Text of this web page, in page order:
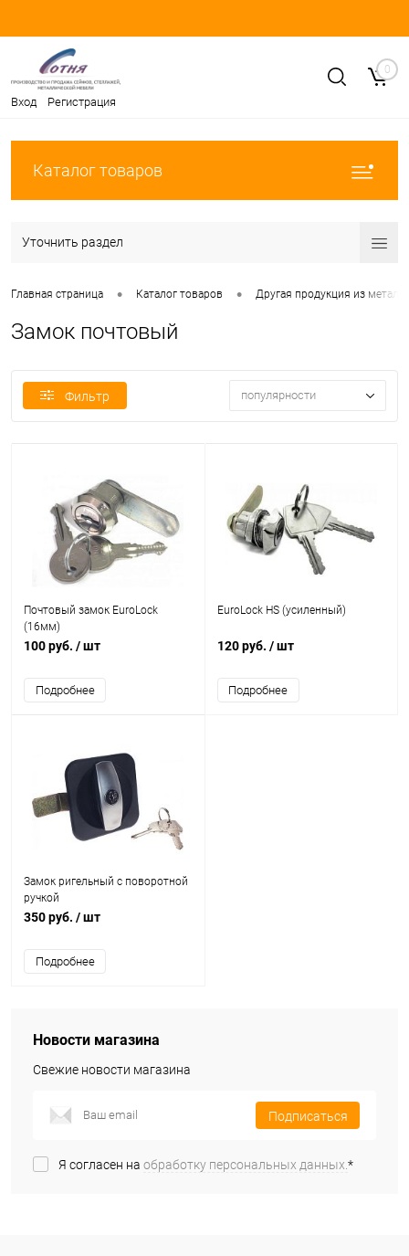
Вход Регистрация
0
Каталог товаров
Уточнить раздел
Главная страница • Каталог товаров • Другая продукция из
Замок почтовый
Фильтр популярности
Почтовый замок EuroLock
(16мм)
100 руб. / шт
Подробнее
EuroLock HS (усиленный)
120 руб. / шт
Подробнее
Замок ригельный с поворотной
ручкой
350 руб. / шт
Подробнее
Новости магазина
Свежие новости магазина
Подписаться
Я согласен на обработку персональных данных.*